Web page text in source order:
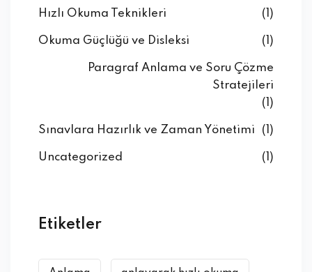
Hızlı Okuma Teknikleri (1)
Okuma Güçlüğü ve Disleksi (1)
Paragraf Anlama ve Soru Çözme
Stratejileri
(1)
Sınavlara Hazırlık ve Zaman Yönetimi (1)
Uncategorized (1)
Etiketler